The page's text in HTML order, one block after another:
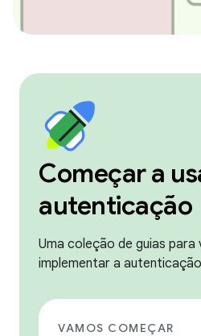
Começar a
autenticação
Uma coleção de guias
implementar a
VAMOS COMEÇAR